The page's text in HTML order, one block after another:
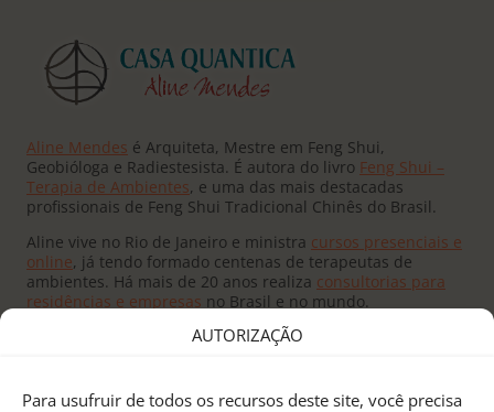
AUTORIZAÇÃO
Para usufruir de todos os recursos deste site, você precisa
Aline Mendes é Arquiteta, Mestre em Feng Shui,
Geobióloga e Radiestesista. É autora do livro Feng Shui –
Terapia de Ambientes, e uma das mais destacadas
profissionais de Feng Shui Tradicional Chinês do Brasil.
Aline vive no Rio de Janeiro e ministra cursos presenciais e
online, já tendo formado centenas de terapeutas de
ambientes. Há mais de 20 anos realiza consultorias para
residências e empresas no Brasil e no mundo.